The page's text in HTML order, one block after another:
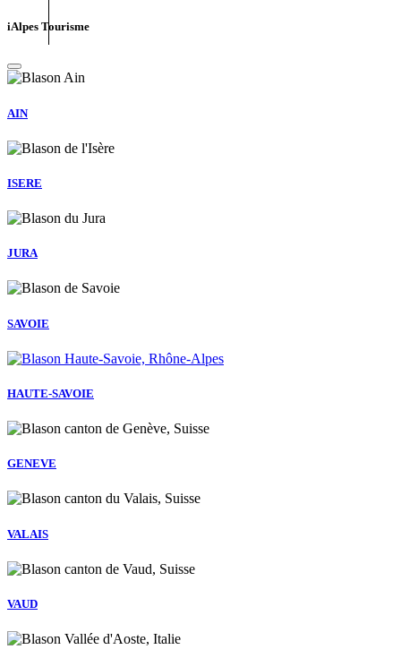
iAlpes Tourisme
AIN
ISERE
JURA
SAVOIE
HAUTE-SAVOIE
GENEVE
VALAIS
VAUD